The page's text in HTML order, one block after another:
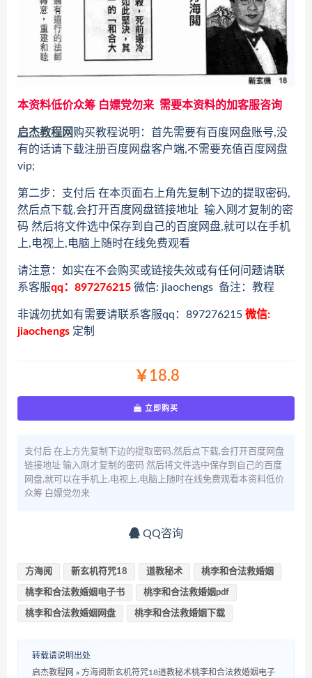
本资料低价众筹 白嫖党勿来 需要本资料的加客服咨询
启杰教程网购买教程说明：首先需要有百度网盘账号,没
有的话请下载注册百度网盘客户端,不需要充值百度网盘
vip;
第二步：支付后 在本页面右上角先复制下边的提取密码,
然后点下载,会打开百度网盘链接地址 输入刚才复制的密
码 然后将文件选中保存到自己的百度网盘,就可以在手机
上,电视上,电脑上随时在线免费观看
请注意：如实在不会购买或链接失效或有任何问题请联
系客服qq：897276215 微信: jiaochengs 备注：教程
非诚勿扰如有需要请联系客服qq：897276215 微信:
jiaochengs 定制
￥18.8
立即购买
支付后 在上方先复制下边的提取密码,然后点下载,会打开百度网盘
链接地址 输入刚才复制的密码 然后将文件选中保存到自己的百度
网盘,就可以在手机上,电视上,电脑上随时在线免费观看本资料低价
众筹 白嫖党勿来
QQ咨询
方海阅 新玄机符咒18 道教秘术 桃李和合法救婚姻
桃李和合法救婚姻电子书 桃李和合法救婚姻pdf
桃李和合法救婚姻网盘 桃李和合法救婚姻下载
转载请说明出处
启杰教程网 » 方海阅新玄机符咒18道教秘术桃李和合法救婚姻电子